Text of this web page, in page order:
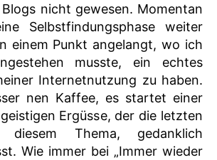
nicht gewesen. Momentan
Selbstfindungsphase weiter
einem Punkt angelangt, wo ich
musste, ein echtes
Internetnutzung zu haben.
nen Kaffee, es startet einer
Ergüsse, der die letzten
Thema, gedanklich
Wie immer bei „Immer wieder